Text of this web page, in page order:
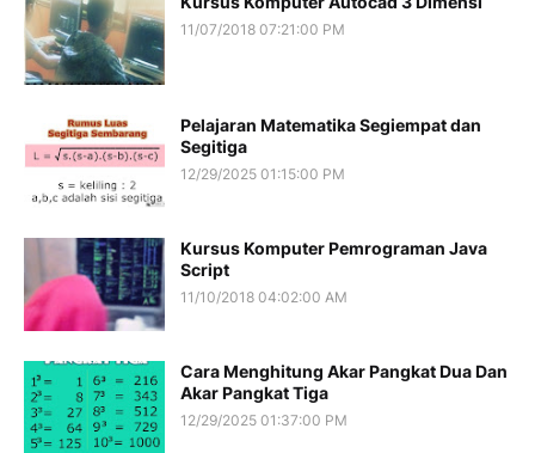
11/07/2018 07:21:00 PM
Pelajaran Matematika Segiempat dan
Segitiga
12/29/2025 01:15:00 PM
Kursus Komputer Pemrograman Java
Script
11/10/2018 04:02:00 AM
Cara Menghitung Akar Pangkat Dua Dan
Akar Pangkat Tiga
12/29/2025 01:37:00 PM